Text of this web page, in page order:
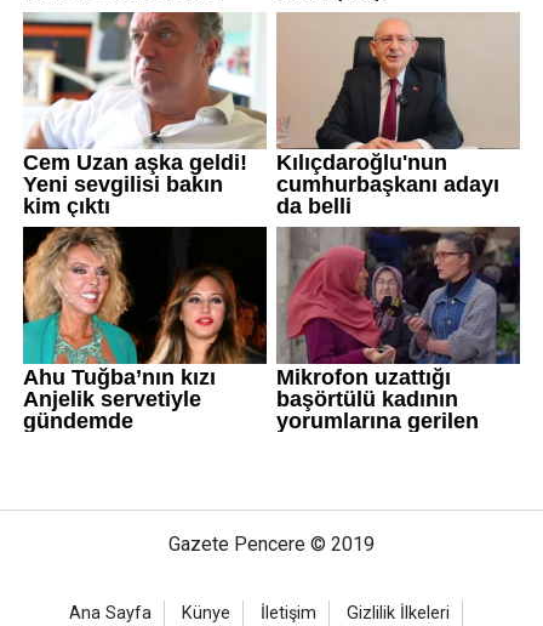
Gazete Pencere © 2019
Ana Sayfa Künye İletişim Gizlilik İlkeleri